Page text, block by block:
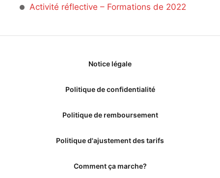
Activité réflective – Formations de 2022
Notice légale
Politique de confidentialité
Politique de remboursement
Politique d'ajustement des tarifs
Comment ça marche?